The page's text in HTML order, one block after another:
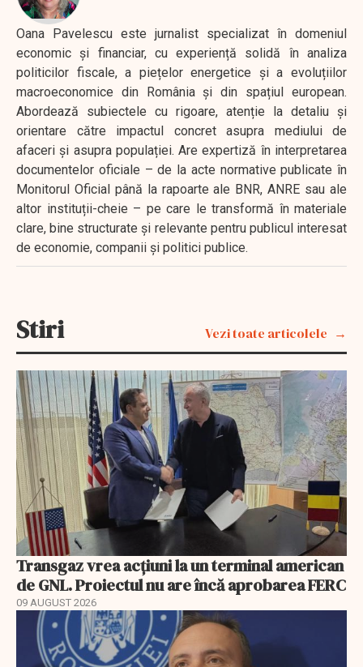
Oana Pavelescu este jurnalist specializat în domeniul
economic și financiar, cu experiență solidă în analiza
politicilor fiscale, a piețelor energetice și a evoluțiilor
macroeconomice din România și din spațiul european.
Abordează subiectele cu rigoare, atenție la detaliu și
orientare către impactul concret asupra mediului de
afaceri și asupra populației. Are expertiză în interpretarea
documentelor oficiale – de la acte normative publicate în
Monitorul Oficial până la rapoarte ale BNR, ANRE sau ale
altor instituții-cheie – pe care le transformă în materiale
clare, bine structurate și relevante pentru publicul interesat
de economie, companii și politici publice.
Stiri Vezi toate articolele
Transgaz vrea acțiuni la un terminal american
de GNL. Proiectul nu are încă aprobarea FERC
09 AUGUST 2026